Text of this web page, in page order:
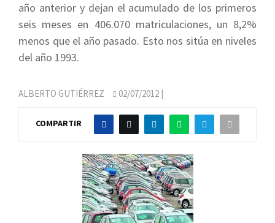
año anterior y dejan el acumulado de los primeros
seis meses en 406.070 matriculaciones, un 8,2%
menos que el año pasado. Esto nos sitúa en niveles
del año 1993.
ALBERTO GUTIÉRREZ 02/07/2012 |
COMPARTIR